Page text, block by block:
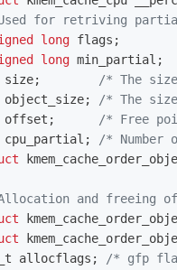
for retriving
long flags ;
long min_partial ;
size;
/* The
object_size;
/* The
offset ;
/* Free
cpu_partial ;
/*
and freeing
allocflags ;
/* gfp